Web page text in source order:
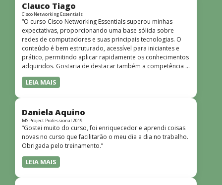
Clauco Tiago
Cisco Networking Essentials
“O curso Cisco Networking Essentials superou minhas
expectativas, proporcionando uma base sólida sobre
redes de computadores e suas principais tecnologias. O
conteúdo é bem estruturado, acessível para iniciantes e
prático, permitindo aplicar rapidamente os conhecimentos
adquiridos. Gostaria de destacar também a competência e
o conhecimento técnico do instrutor Peterson, que
demonstrou total domínio do assunto e soube explicar
dinâmicas e envolventes. Recomendo o curso para todos
que desejam iniciar ou aprofundar seus conhecimentos em
redes!”
LEIA MAIS
Daniela Aquino
MS Project Professional 2019
“Gostei muito do curso, foi enriquecedor e aprendi coisas
novas no curso que facilitarão o meu dia a dia no trabalho.
Obrigada pelo treinamento.”
LEIA MAIS